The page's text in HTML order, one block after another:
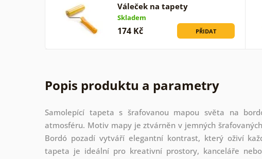
Váleček na tapety
Skladem
174 Kč PŘIDAT
Popis produktu a parametry
Samolepící tapeta s šrafovanou mapou světa na
atmosféru. Motiv mapy je ztvárněn v jemných
Bordó pozadí vytváří elegantní kontrast, který oživí
tapeta je ideální pro kreativní prostory, kanceláře